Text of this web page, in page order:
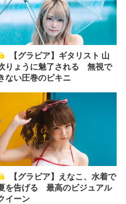
りょうに魅了される 無視で
ない圧巻のビキニ
を告げる 最高のビジュアル
イーン